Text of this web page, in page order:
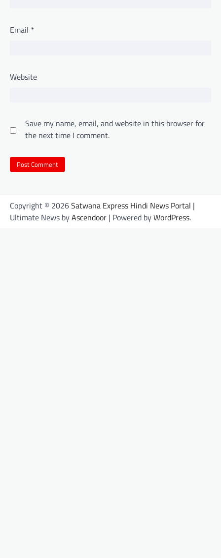
Email *
Website
Save my name, email, and website in this browser for
the next time I comment.
Copyright © 2026Satwana Express Hindi News Portal |
Ultimate News byAscendoor | Powered byWordPress.